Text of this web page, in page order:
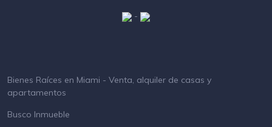
-
Bienes Raíces en Miami - Venta, alquiler de casas y
apartamentos
Busco Inmueble